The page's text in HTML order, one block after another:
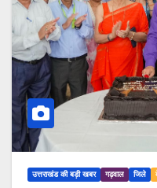
उत्तराखंड की बड़ी खबर गढ़वाल जिले